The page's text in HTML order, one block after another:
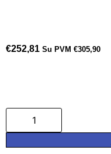
€252,81 Su PVM €305,90